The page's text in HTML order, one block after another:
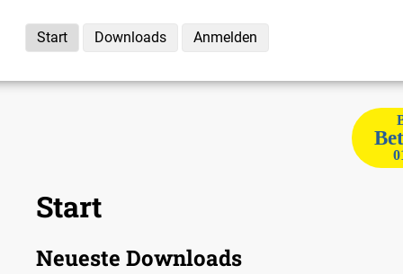
Start Downloads Anmelden
Start
Neueste Downloads